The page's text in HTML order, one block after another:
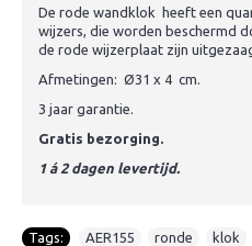
De rode wandklok heeft een
wijzers, die worden beschermd
de rode wijzerplaat zijn
Afmetingen: Ø31 x 4 cm.
3 jaar garantie.
Gratis bezorging.
1 á 2 dagen levertijd.
Tags: AER155 ronde klok